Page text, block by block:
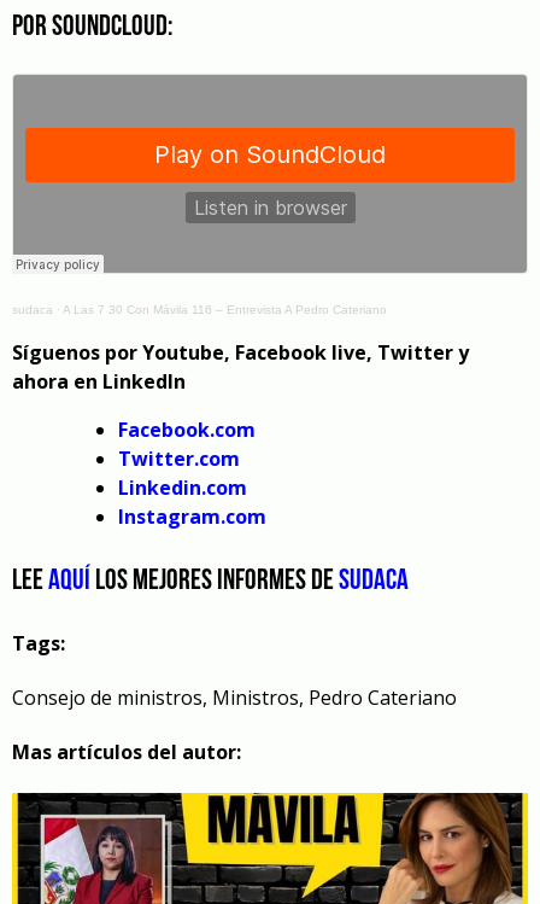
Por Soundcloud:
sudaca · A Las 7 30 Con Mávila 116 – Entrevista A Pedro Cateriano
Síguenos por Youtube, Facebook live, Twitter y
ahora en LinkedIn
Facebook.com
Twitter.com
Linkedin.com
Instagram.com
Leeaquí los mejores informes deSudaca
Tags:
Consejo de ministros, Ministros, Pedro Cateriano
Mas artículos del autor: